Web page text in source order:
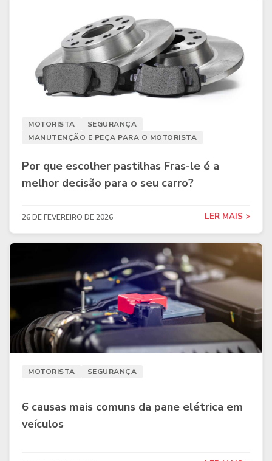
MOTORISTA
SEGURANÇA
MANUTENÇÃO E PEÇA PARA O MOTORISTA
Por que escolher pastilhas Fras-le é a
melhor decisão para o seu carro?
26 DE FEVEREIRO DE 2026 LER MAIS >
MOTORISTA SEGURANÇA
6 causas mais comuns da pane elétrica em
veículos